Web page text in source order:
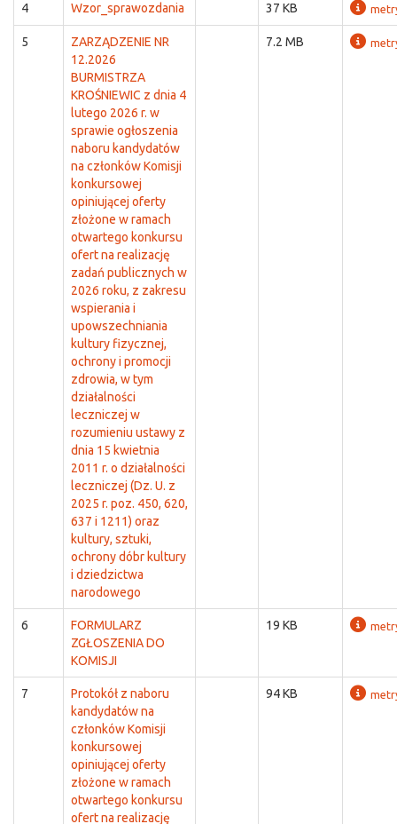
4 Wzor_sprawozdania 37 KB
5
ZARZĄDZENIE NR
12.2026
BURMISTRZA
KROŚNIEWIC z dnia 4
lutego 2026 r. w
sprawie ogłoszenia
naboru kandydatów
na członków Komisji
konkursowej
opiniującej oferty
złożone w ramach
otwartego konkursu
ofert na realizację
zadań publicznych w
2026 roku, z zakresu
wspierania i
upowszechniania
kultury fizycznej,
ochrony i promocji
zdrowia, w tym
działalności
leczniczej w
rozumieniu ustawy z
dnia 15 kwietnia
2011 r. o działalności
leczniczej (Dz. U. z
2025 r. poz. 450, 620,
637 i 1211) oraz
kultury, sztuki,
ochrony dóbr kultury
i dziedzictwa
narodowego
7.2 MB
6
FORMULARZ
ZGŁOSZENIA DO
KOMISJI
19 KB
7
Protokół z naboru
kandydatów na
członków Komisji
konkursowej
opiniującej oferty
złożone w ramach
otwartego konkursu
ofert na realizację
94 KB